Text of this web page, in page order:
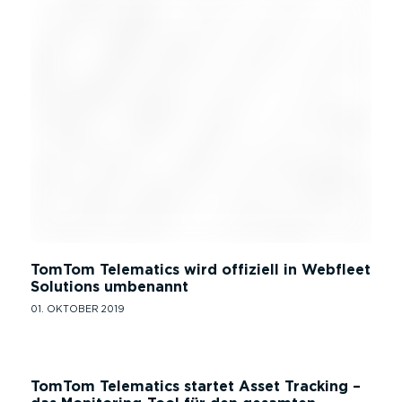
TomTom Telematics wird offiziell in Webfleet
Solutions umbenannt
01. OKTOBER 2019
TomTom Telematics startet Asset Tracking –